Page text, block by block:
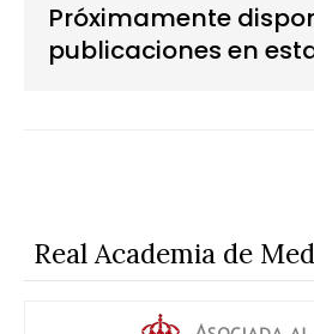
Próximamente
publicaciones en
Real Academia de